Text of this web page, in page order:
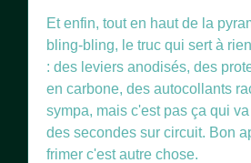
Et enfin, tout en haut de la
bling-bling, le truc qui sert à
: des leviers anodisés, des
en carbone, des autocollants
sympa, mais c'est pas ça qui
des secondes sur circuit. Bon
frimer c'est autre chose.